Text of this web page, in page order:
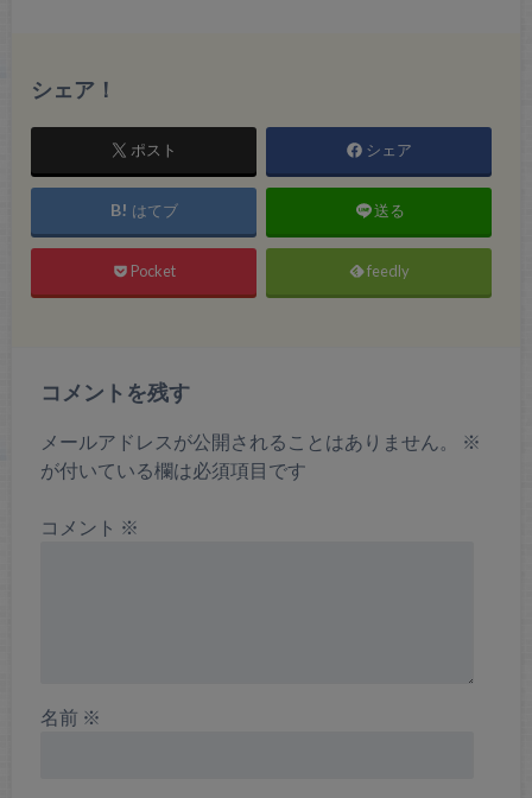
シェア！
ポスト シェア
はてブ 送る
Pocket feedly
コメントを残す
メールアドレスが公開されることはありません。
※
が付いている欄は必須項目です
コメント ※
名前 ※